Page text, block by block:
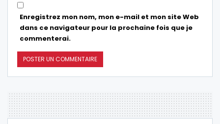
Enregistrez mon nom, mon e-mail et mon site Web
dans ce navigateur pour la prochaine fois que je
commenterai.